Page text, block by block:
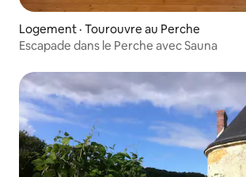
Logement · Tourouvre au Perche
Escapade dans le Perche avec Sauna